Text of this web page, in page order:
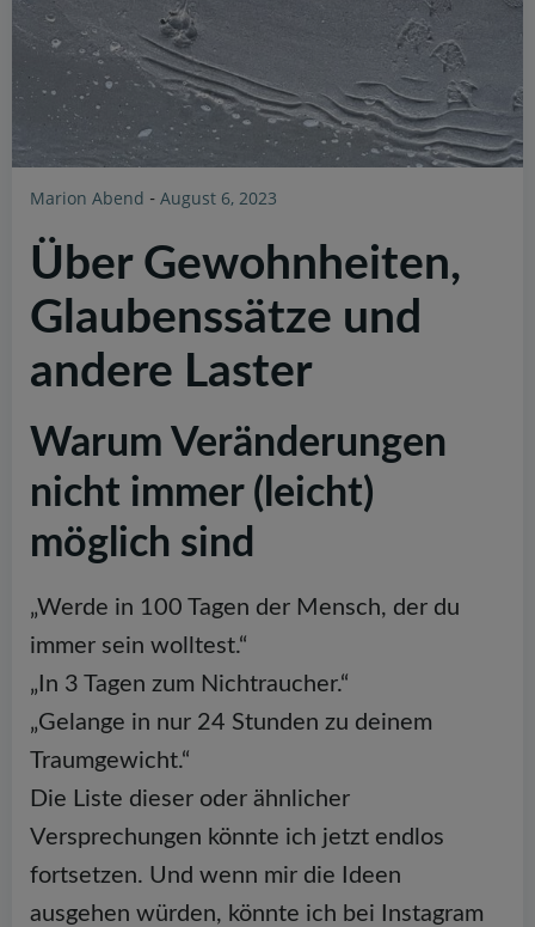
Marion Abend - August 6, 2023
Über Gewohnheiten,
Glaubenssätze und
andere Laster
Warum Veränderungen
nicht immer (leicht)
möglich sind
„Werde in 100 Tagen der Mensch, der du
immer sein wolltest.“
„In 3 Tagen zum Nichtraucher.“
„Gelange in nur 24 Stunden zu deinem
Traumgewicht.“
Die Liste dieser oder ähnlicher
Versprechungen könnte ich jetzt endlos
fortsetzen. Und wenn mir die Ideen
ausgehen würden, könnte ich bei Instagram